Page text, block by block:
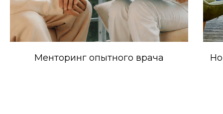
Менторинг опытного врача